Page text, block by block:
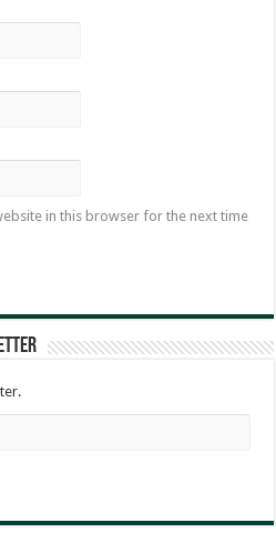
in this browser for the next time